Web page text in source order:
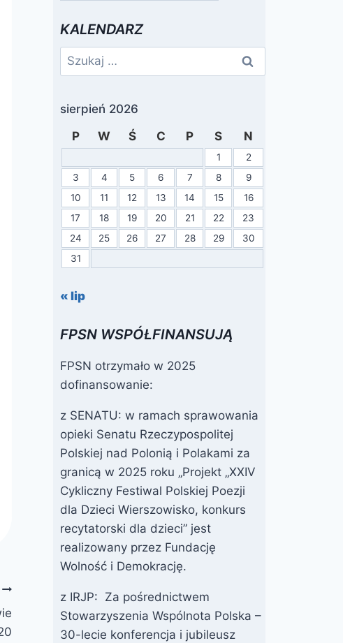
KALENDARZ
Szukaj:
sierpień 2026
P
W Ś C P S N
1
2
3
4 5 6 7 8
9
10
11 12 13 14 15
16
17
18 19 20 21 22
23
24
25 26 27 28 29
30
31
« lip
FPSN WSPÓŁFINANSUJĄ
FPSN otrzymało w 2025
dofinansowanie:
z SENATU: w ramach sprawowania
opieki Senatu Rzeczypospolitej
Polskiej nad Polonią i Polakami za
granicą w 2025 roku „Projekt „XXIV
Cykliczny Festiwal Polskiej Poezji
dla Dzieci Wierszowisko, konkurs
recytatorski dla dzieci” jest
realizowany przez Fundację
Wolność i Demokrację.
z IRJP: Za pośrednictwem
Stowarzyszenia Wspólnota Polska –
30-lecie konferencja i jubileusz